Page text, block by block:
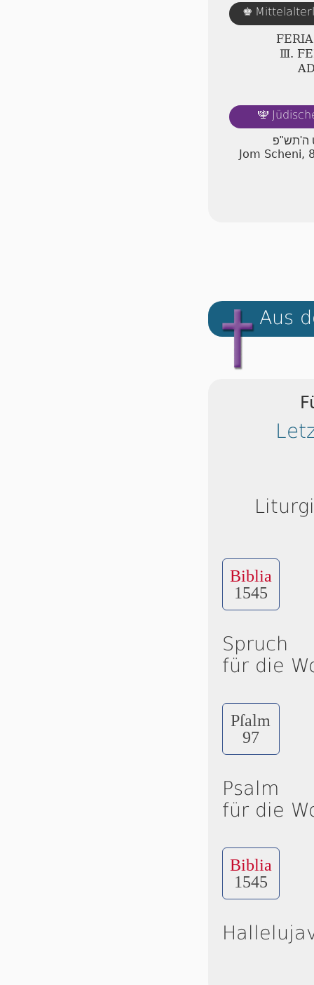
♚
Ⅲ.
🕎
ה'תש"פ
Jom Scheni,
Aus
Biblia
1545
Spruch
für die
Pſalm
97
Psalm
für die
Biblia
1545